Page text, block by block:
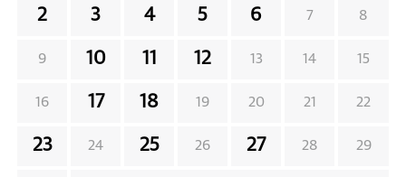
2 3 4 5 6 7 8
9 10 11 12 13 14 15
16 17 18 19 20 21 22
23 24 25 26 27 28 29